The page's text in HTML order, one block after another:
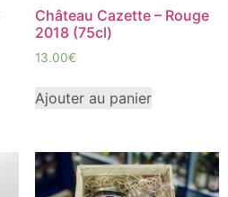
Château Cazette – Rouge
2018 (75cl)
13.00€
Ajouter au panier